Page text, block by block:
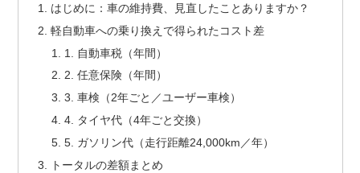
はじめに：車の維持費、見直したことありますか？
軽自動車への乗り換えで得られたコスト差
1. 自動車税（年間）
2. 任意保険（年間）
3. 車検（2年ごと／ユーザー車検）
4. タイヤ代（4年ごと交換）
5. ガソリン代（走行距離24,000km／年）
トータルの差額まとめ